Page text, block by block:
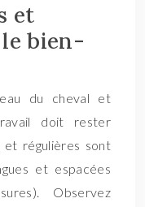
et
bien-
du cheval et
doit rester
et régulières sont
et espacées
Observez